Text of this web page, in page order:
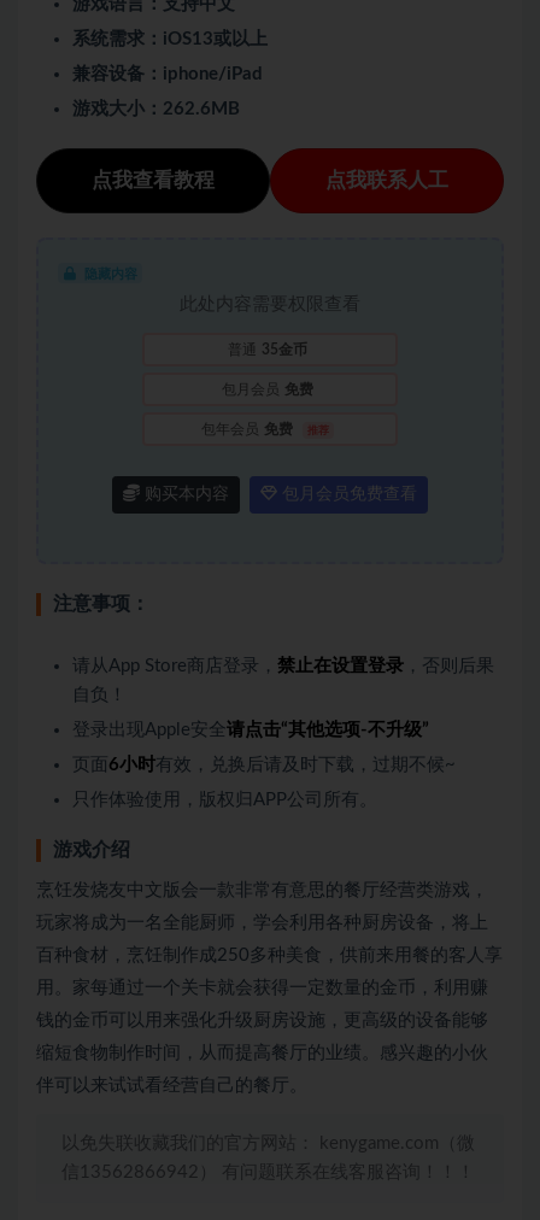
游戏语言：支持中文
系统需求：iOS13或以上
兼容设备：iphone/iPad
游戏大小：262.6MB
点我查看教程 点我联系人工
隐藏内容
此处内容需要权限查看
普通 35金币
包月会员 免费
包年会员 免费 推荐
购买本内容 包月会员免费查看
注意事项：
请从App Store商店登录， 禁止在设置登录 ，否则后果
自负！
登录出现Apple安全请点击“其他选项-不升级”
页面 6小时有效，兑换后请及时下载，过期不候~
只作体验使用，版权归APP公司所有。
游戏介绍
烹饪发烧友中文版会一款非常有意思的餐厅经营类游戏，
玩家将成为一名全能厨师，学会利用各种厨房设备，将上
百种食材，烹饪制作成250多种美食，供前来用餐的客人享
用。家每通过一个关卡就会获得一定数量的金币，利用赚
钱的金币可以用来强化升级厨房设施，更高级的设备能够
缩短食物制作时间，从而提高餐厅的业绩。感兴趣的小伙
伴可以来试试看经营自己的餐厅。
以免失联收藏我们的官方网站： kenygame.com（微
信13562866942） 有问题联系在线客服咨询！！！